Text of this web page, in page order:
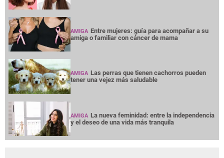
AMIGA Entre mujeres: guía para acompañar a su
amiga o familiar con cáncer de mama
AMIGA Las perras que tienen cachorros pueden
tener una vejez más saludable
AMIGA La nueva feminidad: entre la independencia
y el deseo de una vida más tranquila